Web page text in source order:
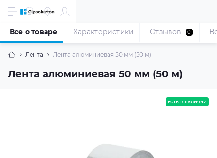
Лента Лента алюминиевая 50 мм (50 м)
Лента алюминиевая 50 мм (50 м)
Все о товаре Характеристики Отзывов 0
есть в наличии